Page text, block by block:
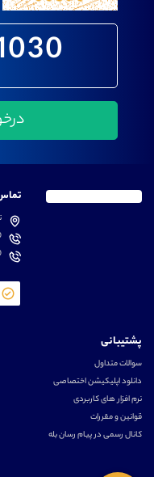
پشتیبانی
سوالات متداول
دانلود اپلیکیشن اختصاصی
نرم افزار های کاربردی
قوانین و مقررات
کانال رسمی در پیام رسان بله